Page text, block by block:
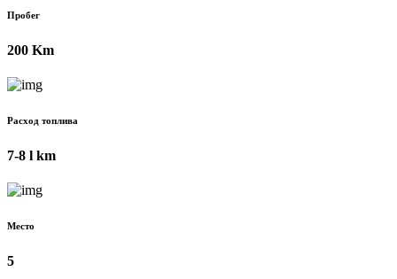
Пробег
200 Km
Расход топлива
7-8 l km
Место
5